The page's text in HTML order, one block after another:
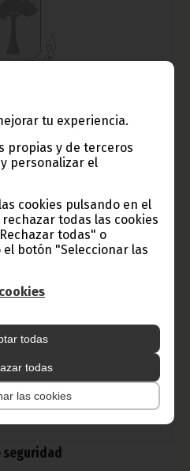
tu experiencia.
propias y de terceros
personalizar el
cookies pulsando en el
todas las cookies
todas" o
botón "Seleccionar las
todas
todas
las cookies
Cultural Español en
años, y para celebrarlo prepara